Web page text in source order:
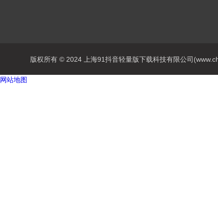
版权所有 © 2024 上海91抖音轻量版下载科技有限公司
网站地图